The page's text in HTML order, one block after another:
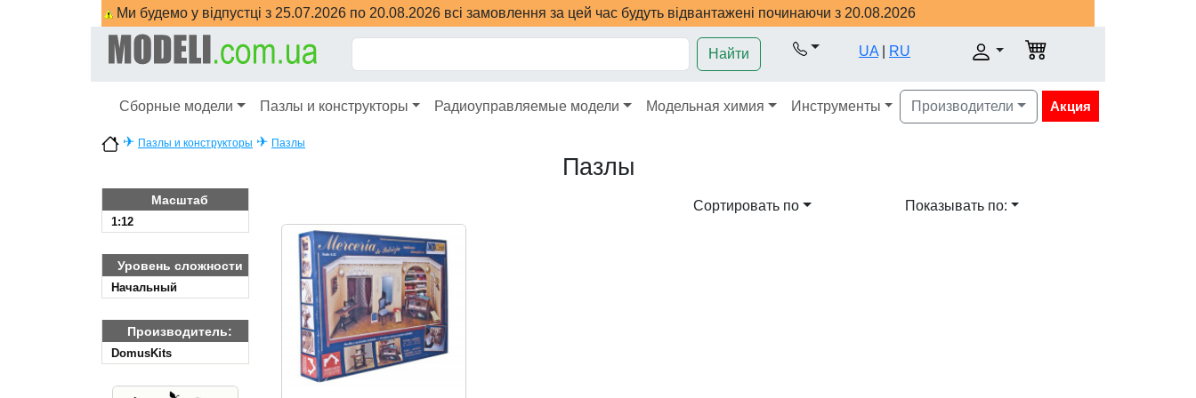
Ми будемо у відпустці з 25.07.2026 по 20.08.2026 всі замовлення за цей час будуть відвантажені починаючи з 20.08.2026
Найти UA RU
Сборные модели Пазлы и конструкторы Радиоуправляемые модели Модельная химия Инструменты Производители Акция
✈ Пазлы и конструкторы ✈ Пазлы
Пазлы
Масштаб
1:12
Уровень сложности
Начальный
Производитель:
DomusKits
Сортировать по Показывать по: